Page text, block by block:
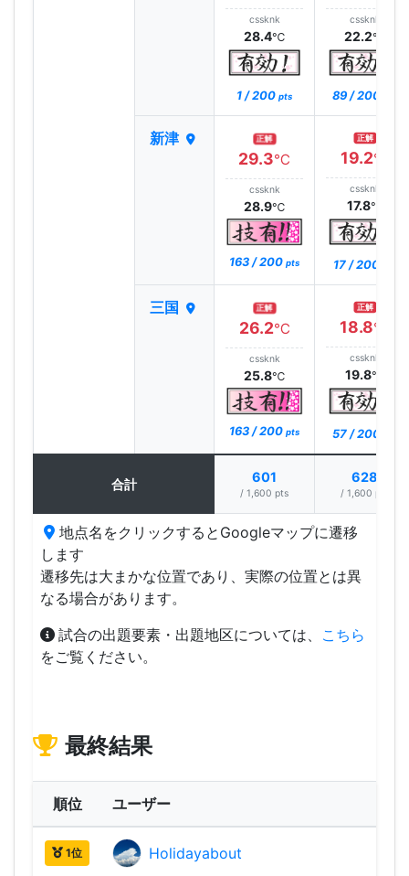
cssknk
28.4℃
1 / 200 pts
cssknk
22.2℃
89 / 200
新津 正解
29.3℃
cssknk
28.9℃
163 / 200 pts
正解
19.2℃
cssknk
17.8℃
17 / 200
三国 正解
26.2℃
cssknk
25.8℃
163 / 200 pts
正解
18.8℃
cssknk
19.8℃
57 / 200
合計 601
/ 1,600 pts
628
/ 1,600 pts
地点名をクリックするとGoogleマップに遷移
します
遷移先は大まかな位置であり、実際の位置とは異
なる場合があります。
試合の出題要素・出題地区については、 こちら
をご覧ください。
最終結果
順位 ユーザー
1位 Holidayabout